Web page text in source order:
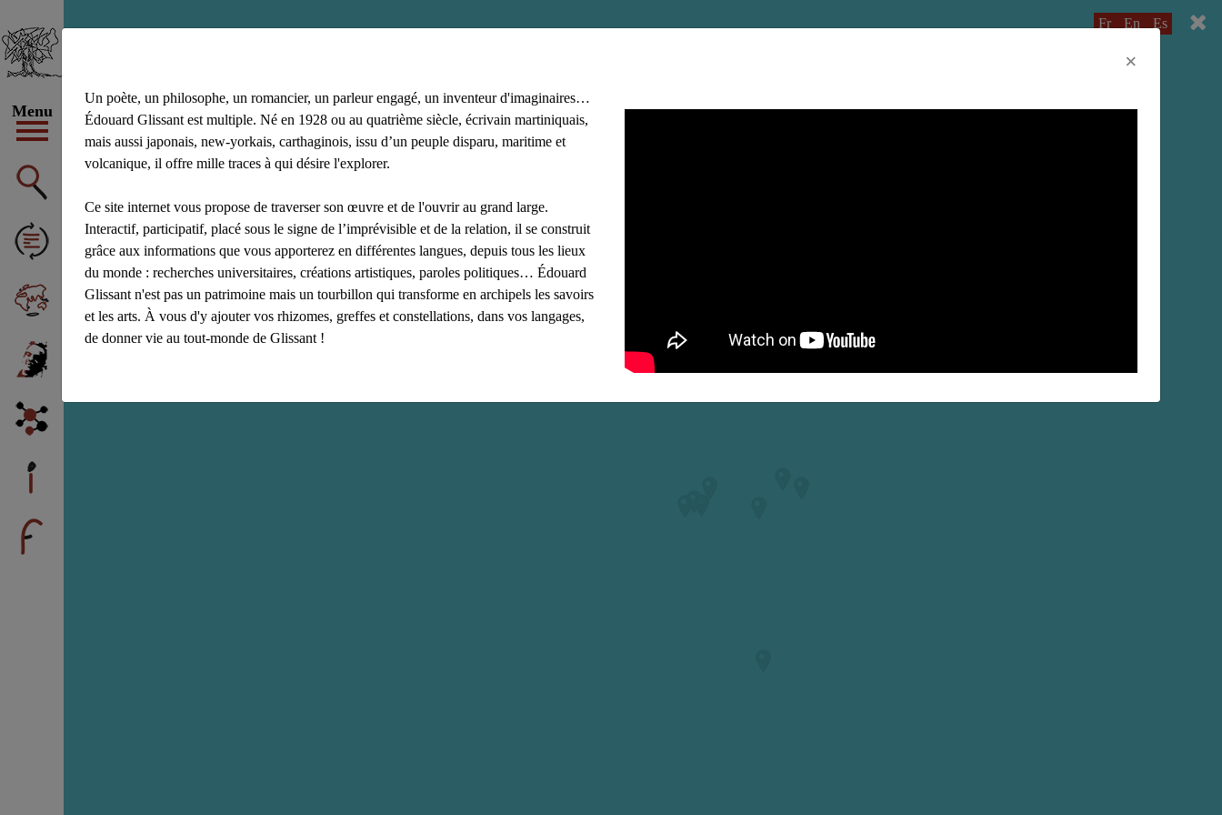
Menu
Fr En Es
×
Un poète, un philosophe, un romancier, un parleur engagé, un inventeur d'imaginaires…
Édouard Glissant est multiple. Né en 1928 ou au quatrième siècle, écrivain martiniquais,
mais aussi japonais, new-yorkais, carthaginois, issu d’un peuple disparu, maritime et
volcanique, il offre mille traces à qui désire l'explorer.
Ce site internet vous propose de traverser son œuvre et de l'ouvrir au grand large.
Interactif, participatif, placé sous le signe de l’imprévisible et de la relation, il se construit
grâce aux informations que vous apporterez en différentes langues, depuis tous les lieux
du monde : recherches universitaires, créations artistiques, paroles politiques… Édouard
Glissant n'est pas un patrimoine mais un tourbillon qui transforme en archipels les savoirs
et les arts. À vous d'y ajouter vos rhizomes, greffes et constellations, dans vos langages,
de donner vie au tout-monde de Glissant !